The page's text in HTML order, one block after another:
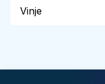
Vinje